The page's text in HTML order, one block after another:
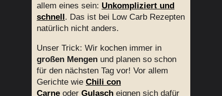
allem eines sein: Unkompliziert und
schnell . Das ist bei Low Carb Rezepten
natürlich nicht anders.
Unser Trick: Wir kochen immer in
großen Mengen und planen so schon
für den nächsten Tag vor! Vor allem
Gerichte wie Chili con
Carne oder Gulasch eignen sich dafür